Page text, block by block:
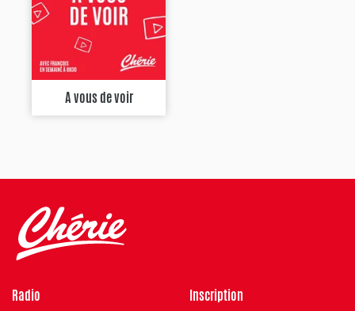
A vous de voir
Radio Inscription